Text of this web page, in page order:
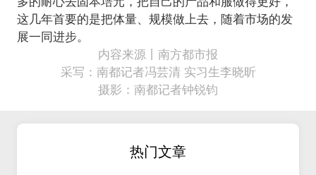
这几年首要的是把体量、规模做上去，随着市场的发
内容来源丨南方都市报
采写：南都记者冯芸清 实习生李晓昕
摄影：南都记者钟锐钧
热门文章